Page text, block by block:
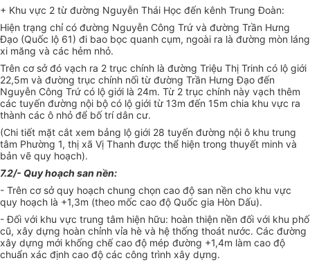
+ Khu vực 2 từ đường Nguyễn Thái Học đến kênh Trung Đoàn:
Hiện trạng chỉ có đường Nguyễn Công Trứ và đường Trần Hưng
Đạo (Quốc lộ 61) đi bao bọc quanh cụm, ngoài ra là đường mòn láng
xi măng và các hẻm nhỏ.
Trên cơ sở đó vạch ra 2 trục chính là đường Triệu Thị Trinh có lộ giới
22,5m và đường trục chính nối từ đường Trần Hưng Đạo đến
Nguyễn Công Trứ có lộ giới là 24m. Từ 2 trục chính này vạch thêm
các tuyến đường nội bộ có lộ giới từ 13m đến 15m chia khu vực ra
thành các ô nhỏ để bố trí dân cư.
(Chi tiết mặt cắt xem bảng lộ giới 28 tuyến đường nội ô khu trung
tâm Phường 1, thị xã Vị Thanh được thể hiện trong thuyết minh và
bản vẽ quy hoạch).
7.2/- Quy hoạch san nền:
- Trên cơ sở quy hoạch chung chọn cao độ san nền cho khu vực
quy hoạch là +1,3m (theo mốc cao độ Quốc gia Hòn Dấu).
- Đối với khu vực trung tâm hiện hữu: hoàn thiện nền đối với khu phố
cũ, xây dựng hoàn chỉnh vỉa hè và hệ thống thoát nước. Các đường
xây dựng mới khống chế cao độ mép đường +1,4m làm cao độ
chuẩn xác định cao độ các công trình xây dựng.